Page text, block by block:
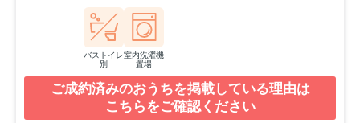
バストイレ
別
室内洗濯機
置場
ご成約済みのおうちを掲載している理由は
こちらをご確認ください